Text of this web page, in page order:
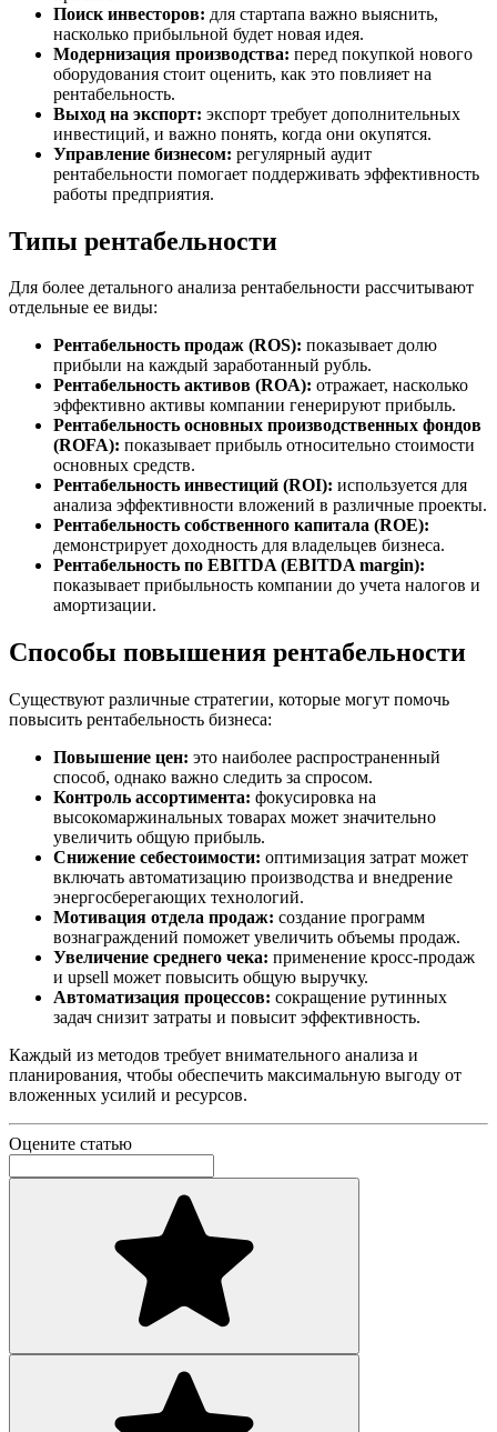
Поиск инвесторов: для стартапа важно выяснить,
насколько прибыльной будет новая идея.
Модернизация производства: перед покупкой нового
оборудования стоит оценить, как это повлияет на
рентабельность.
Выход на экспорт: экспорт требует дополнительных
инвестиций, и важно понять, когда они окупятся.
Управление бизнесом: регулярный аудит
рентабельности помогает поддерживать эффективность
работы предприятия.
Типы рентабельности
Для более детального анализа рентабельности рассчитывают
отдельные ее виды:
Рентабельность продаж (ROS): показывает долю
прибыли на каждый заработанный рубль.
Рентабельность активов (ROA): отражает, насколько
эффективно активы компании генерируют прибыль.
Рентабельность основных производственных фондов
(ROFA): показывает прибыль относительно стоимости
основных средств.
Рентабельность инвестиций (ROI): используется для
анализа эффективности вложений в различные проекты.
Рентабельность собственного капитала (ROE):
демонстрирует доходность для владельцев бизнеса.
Рентабельность по EBITDA (EBITDA margin):
показывает прибыльность компании до учета налогов и
амортизации.
Способы повышения рентабельности
Существуют различные стратегии, которые могут помочь
повысить рентабельность бизнеса:
Повышение цен: это наиболее распространенный
способ, однако важно следить за спросом.
Контроль ассортимента: фокусировка на
высокомаржинальных товарах может значительно
увеличить общую прибыль.
Снижение себестоимости: оптимизация затрат может
включать автоматизацию производства и внедрение
энергосберегающих технологий.
Мотивация отдела продаж: создание программ
вознаграждений поможет увеличить объемы продаж.
Увеличение среднего чека: применение кросс-продаж
и upsell может повысить общую выручку.
Автоматизация процессов: сокращение рутинных
задач снизит затраты и повысит эффективность.
Каждый из методов требует внимательного анализа и
планирования, чтобы обеспечить максимальную выгоду от
вложенных усилий и ресурсов.
Оцените статью